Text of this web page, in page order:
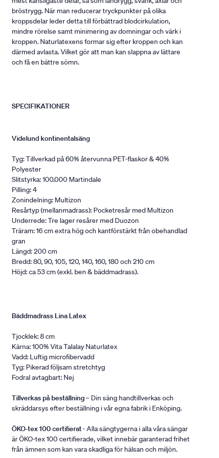
bröstrygg. När man reducerar tryckpunkter på olika
kroppsdelar leder detta till förbättrad blodcirkulation,
mindre rörelse samt minimering av domningar och värk i
kroppen. Naturlatexens formar sig efter kroppen och kan
därmed avlasta. Vilket gör att man kan slappna av lättare
och få en bättre sömn.
SPECIFIKATIONER
Videlund kontinentalsäng
Tyg: Tillverkad på 60% återvunna PET-flaskor & 40%
Polyester
Slitstyrka: 100.000 Martindale
Pilling: 4
Zonindelning: Multizon
Resårtyp (mellanmadrass): Pocketresår med Multizon
Underrede: Tre lager resårer med Duozon
Träram: 16 cm extra hög och kantförstärkt från obehandlad
gran
Längd: 200 cm
Bredd: 80, 90, 105, 120, 140, 160, 180 och 210 cm
Höjd: ca 53 cm (exkl. ben & bäddmadrass).
Bäddmadrass Lina Latex
Tjocklek: 8 cm
Kärna: 100% Vita Talalay Naturlatex
Vadd: Luftig microfibervadd
Tyg: Pikerad följsam stretchtyg
Fodral avtagbart: Nej
Tillverkas på beställning– Din säng handtillverkas och
skräddarsys efter beställning i vår egna fabrik i Enköping.
ÖKO-tex 100 certifierat- Alla sängtygerna i alla våra sängar
är ÖKO-tex 100 certifierade, vilket innebär garanterad frihet
från ämnen som kan vara skadliga för hälsan och miljön.